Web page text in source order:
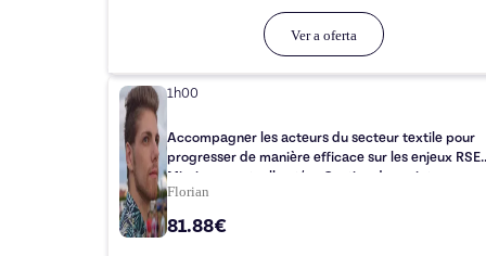
Ver a oferta
1h00
Accompagner les acteurs du secteur textile pour
progresser de manière efficace sur les enjeux RSE.
Mission ponctuelle et/ou Gestion de projet
Florian
81.88€